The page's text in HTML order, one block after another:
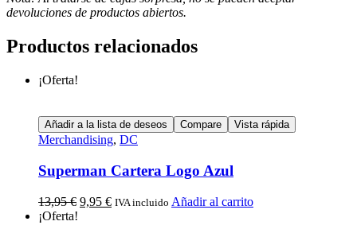
devoluciones de productos abiertos.
Productos relacionados
¡Oferta!
Añadir a la lista de deseos Compare Vista rápida
Merchandising, DC
Superman Cartera Logo Azul
13,95€ 9,95 € IVA incluido Añadir al carrito
¡Oferta!